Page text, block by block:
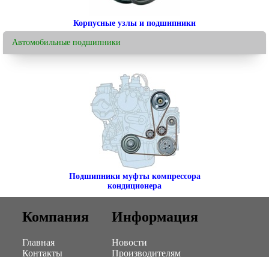
Корпусные узлы и подшипники
Автомобильные подшипники
Подшипники муфты компрессора
кондиционера
Компания
Главная
Контакты
Информация
Новости
Производителям